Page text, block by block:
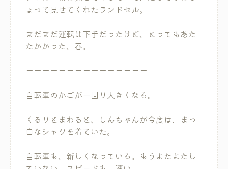
ょって見せてくれたランドセル。
まだまだ運転は下手だったけど、とってもあた
たかかった、春。
ーーーーーーーーーーーーーーー
自転車のかごが一回り大きくなる。
くるりとまわると、しんちゃんが今度は、まっ
白なシャツを着ていた。
自転車も、新しくなっている。もうよたよたし